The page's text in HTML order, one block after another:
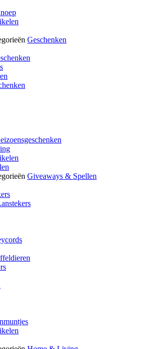
Geschenken
Giveaways & Spellen